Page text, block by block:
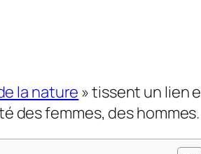
la nature » tissent un lien
des femmes, des hommes.